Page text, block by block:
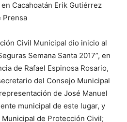
Cacahoatán Erik Gutiérrez
Prensa
Civil Municipal dio inicio al
Semana Santa 2017”, en
de Rafael Espinosa Rosario,
del Consejo Municipal
de José Manuel
municipal de este lugar, y
de Protección Civil;